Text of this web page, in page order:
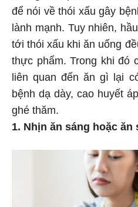
để nói về thói xấu gây
lành mạnh. Tuy nhiên,
tới thói xấu khi ăn uống
thực phẩm. Trong khi đó
liên quan đến ăn gì lại
bệnh dạ dày, cao huyết
ghé thăm.
1. Nhịn ăn sáng hoặc ăn